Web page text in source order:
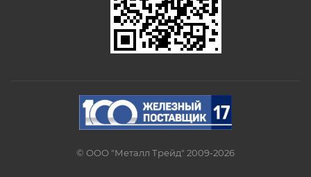
© ООО "Металл Трейд" 2009-2026